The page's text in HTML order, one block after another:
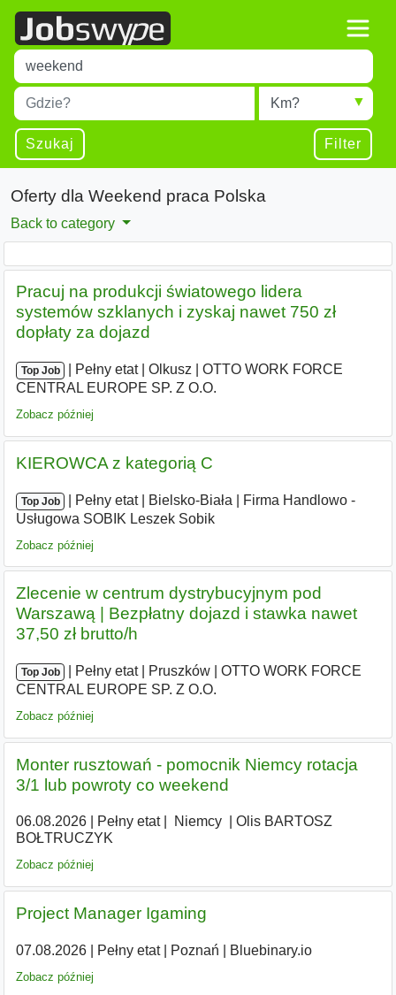
Title
Type 1 or more characters for results.
Miejscowość
Type 1 or more characters for results.
Radius
Szukaj Filter
Oferty dla Weekend praca Polska
Back to category
Pracuj na produkcji światowego lidera
systemów szklanych i zyskaj nawet 750 zł
dopłaty za dojazd
Top Job Pełny etat| Olkusz
OTTO WORK FORCE
CENTRAL EUROPE SP. Z O.O.
Zobacz później
KIEROWCA z kategorią C
Top Job Pełny etat| Bielsko-Biała
Firma Handlowo -
Usługowa SOBIK Leszek Sobik
Zobacz później
Zlecenie w centrum dystrybucyjnym pod
Warszawą | Bezpłatny dojazd i stawka nawet
37,50 zł brutto/h
Top Job Pełny etat| Pruszków
OTTO WORK FORCE
CENTRAL EUROPE SP. Z O.O.
Zobacz później
Monter rusztowań - pomocnik Niemcy rotacja
3/1 lub powroty co weekend
06.08.2026| Pełny etat| Niemcy
Olis BARTOSZ
BOŁTRUCZYK
Zobacz później
Project Manager Igaming
07.08.2026| Pełny etat| Poznań Bluebinary.io
Zobacz później